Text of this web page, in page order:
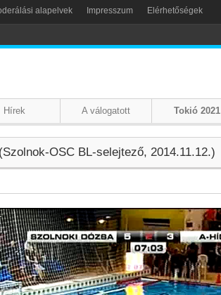
alapelvek Impresszum Elérhetőségek
Hírek A válogatott Tokió 2021
OSC BL-selejtező, 2014.11.12.)